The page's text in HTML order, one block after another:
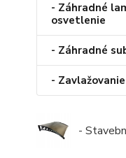
- Záhradné
osvetlenie
- Záhradné
-
-